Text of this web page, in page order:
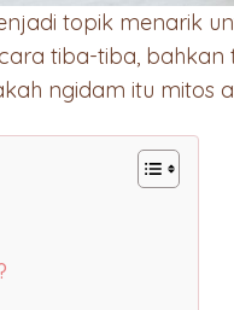
topik menarik
tiba-tiba,
ngidam itu mitos